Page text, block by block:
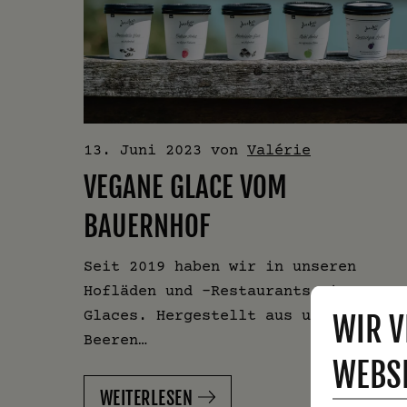
13. Juni 2023 von Valérie
VEGANE GLACE VOM
BAUERNHOF
Seit 2019 haben wir in unseren
Hofläden und -Restaurants eigene
Glaces. Hergestellt aus unseren
Beeren…
WEITERLESEN
WIR